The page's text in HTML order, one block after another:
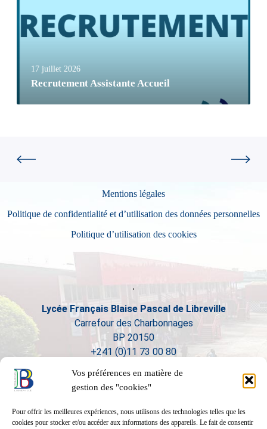
Vos préférences en matière de
gestion des "cookies"
Pour offrir les meilleures expériences, nous utilisons des technologies telles que les
cookies pour stocker et/ou accéder aux informations des appareils. Le fait de consentir
17 juillet 2026
Recrutement Assistante Accueil
Mentions légales
Politique de confidentialité et d’utilisation des données personnelles
Politique d’utilisation des cookies
Lycée Français Blaise Pascal de Libreville
Carrefour des Charbonnages
BP 20150
+241 (0)11 73 00 80